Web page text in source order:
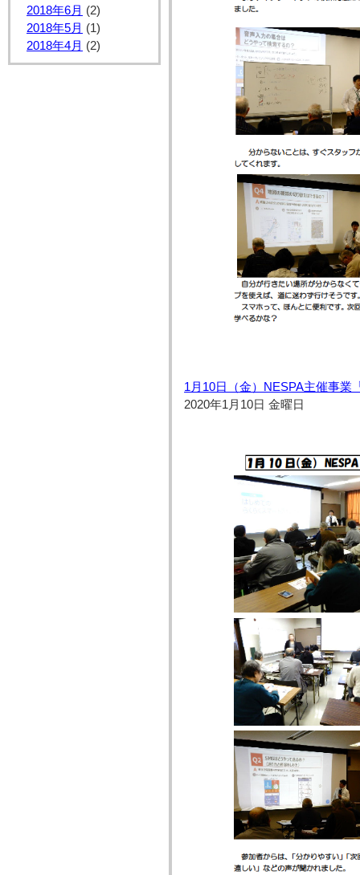
2018年6月 (2)
2018年5月 (1)
2018年4月 (2)
1月10日（金）NESPA主催事
2020年1月10日 金曜日